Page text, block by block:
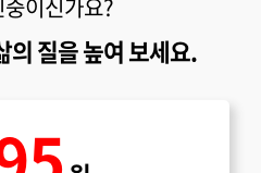
이신가요?
의 질을 높여 보세요.